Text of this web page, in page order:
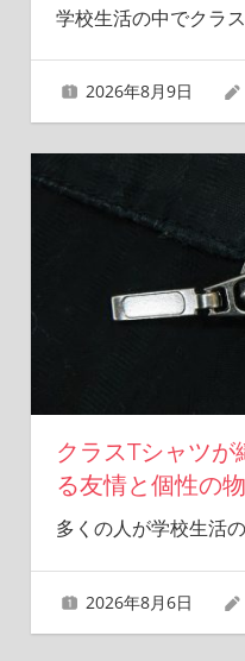
学校生活の中でクラ
2026年8月9日
クラスTシャツ
る友情と個性の
多くの人が学校生活
2026年8月6日